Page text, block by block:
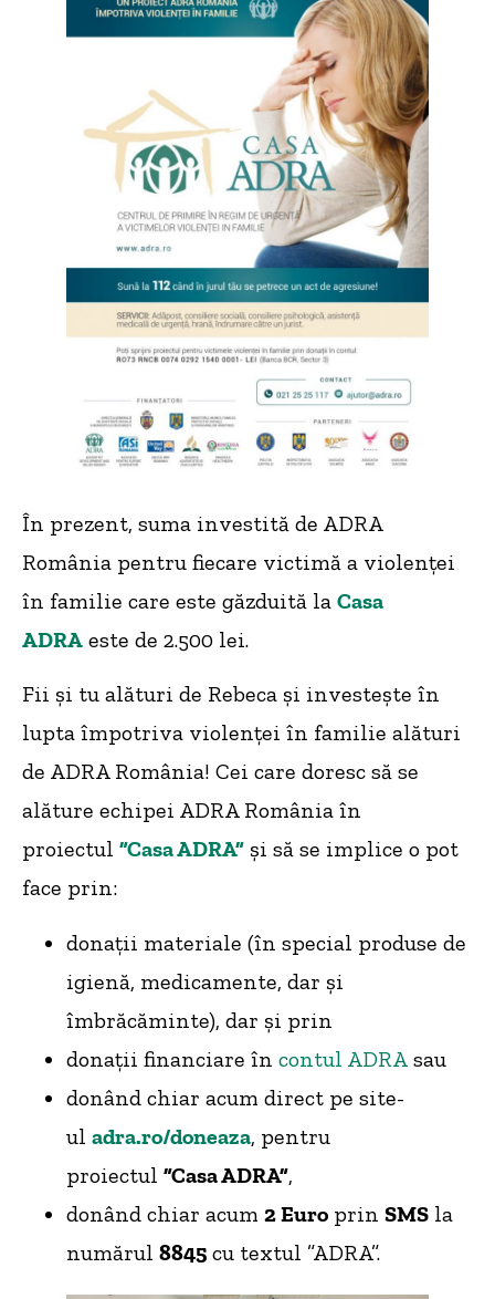
În prezent, suma investită de ADRA
România pentru fiecare victimă a violenței
în familie care este găzduită la Casa
ADRA este de 2.500 lei.
Fii și tu alături de Rebeca și investește în
lupta împotriva violenței în familie alături
de ADRA România! Cei care doresc să se
alăture echipei ADRA România în
proiectul ”Casa ADRA” și să se implice o pot
face prin:
donații materiale (în special produse de
igienă, medicamente, dar și
îmbrăcăminte), dar și prin
donații financiare în contul ADRA sau
donând chiar acum direct pe site-
ul adra.ro/doneaza, pentru
proiectul ”Casa ADRA”,
donând chiar acum 2 Euro prin SMS la
numărul 8845 cu textul ”ADRA”.